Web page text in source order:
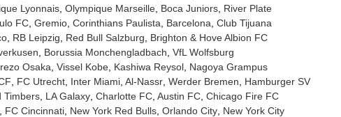
Lyonnais Olympique Marseille Boca Juniors River Plate
FC Gremio Corinthians Paulista Barcelona Club Tijuana
RB Leipzig Red Bull Salzburg
Brighton & Hove Albion FC
Borussia Monchengladbach VfL Wolfsburg
Osaka Vissel Kobe Kashiwa Reysol Nagoya Grampus
FC Utrecht Inter Miami Al-Nassr Werder Bremen
Hamburger SV
Timbers LA Galaxy Charlotte FC Austin FC Chicago Fire FC
FC Cincinnati New York Red Bulls Orlando City New York City